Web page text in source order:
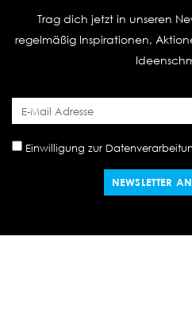
Trag dich jetzt in unseren
regelmäßig Inspirationen,
Einwilligung zur
NEWSLETTER